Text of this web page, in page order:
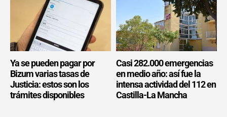
Ya se pueden pagar por
Bizum varias tasas de
Justicia: estos son los
trámites disponibles
Casi 282.000 emergencias
en medio año: así fue la
intensa actividad del 112 en
Castilla-La Mancha